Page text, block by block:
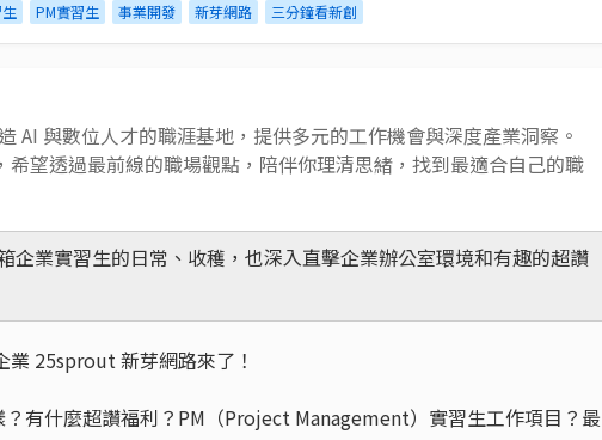
PM實習生 事業開發 新芽網路 三分鐘看新創
AI 與數位人才的職涯基地，提供多元的工作機會與深度產業洞察。
希望透過最前線的職場觀點，陪伴你理清思緒，找到最適合自己的職
企業實習生的日常、收穫，也深入直擊企業辦公室環境和有趣的超讚
業 25sprout 新芽網路來了！
有什麼超讚福利？PM（Project Management）實習生工作項目？最